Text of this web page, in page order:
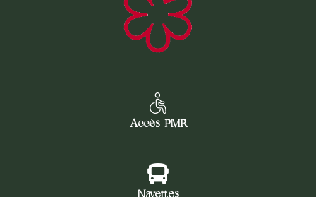
Accès PMR